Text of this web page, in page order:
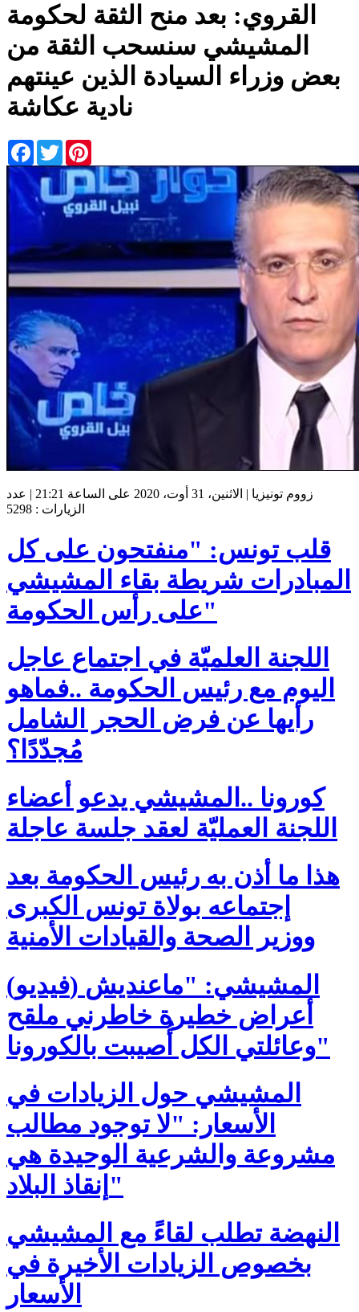
القروي: بعد منح الثقة لحكومة
المشيشي سنسحب الثقة من
بعض وزراء السيادة الذين عينتهم
نادية عكاشة
Facebook
Twitter
زووم تونيزيا | الاثنين، 31 أوت، 2020 على الساعة 21:21 | عدد
الزيارات : 5298
قلب تونس: "منفتحون على كل
المبادرات شريطة بقاء المشيشي
على رأس الحكومة"
اللجنة العلميّة في اجتماع عاجل
اليوم مع رئيس الحكومة ..فماهو
رأيها عن فرض الحجر الشامل
مُجدّدًا؟
كورونا ..المشيشي يدعو أعضاء
اللجنة العمليّة لعقد جلسة عاجلة
هذا ما أذن به رئيس الحكومة بعد
إجتماعه بولاة تونس الكبرى
ووزير الصحة والقيادات الأمنية
(فيديو) المشيشي: "ماعنديش
أعراض خطيرة خاطرني ملقح
وعائلتي الكل أُصيبت بالكورونا"
المشيشي حول الزيادات في
الأسعار: "لا توجود مطالب
مشروعة والشرعية الوحيدة هي
إنقاذ البلاد"
النهضة تطلب لقاءً مع المشيشي
بخصوص الزيادات الأخيرة في
الأسعار